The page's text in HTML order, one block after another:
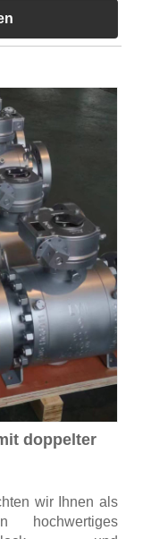
doppelter
wir Ihnen als
hochwertiges